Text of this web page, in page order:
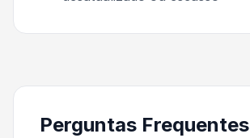
Perguntas Frequentes